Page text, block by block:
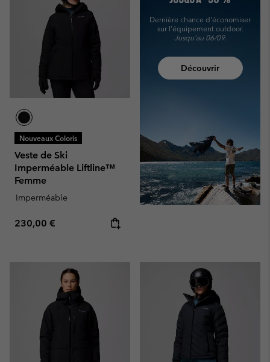
Nouveaux Coloris
Veste de Ski
Imperméable Liftline™
Femme
Imperméable
Regular price:
230,00 €
Dernière chance d'économiser
sur l'équipement outdoor.
Jusqu'au 06/09.
Découvrir